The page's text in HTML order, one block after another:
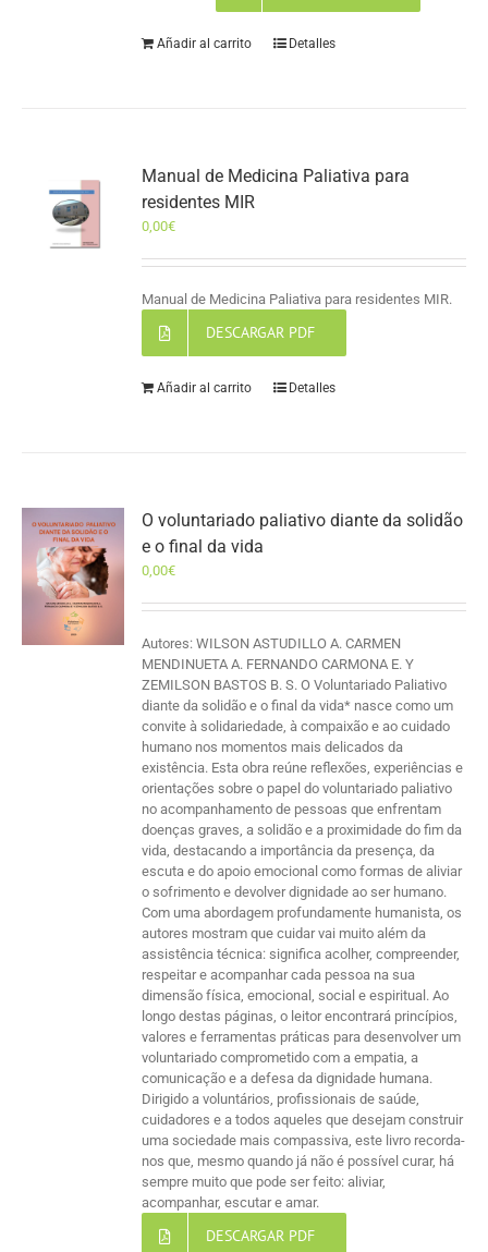
Añadir al carrito Detalles
Manual de Medicina Paliativa para
residentes MIR
0,00€
Manual de Medicina Paliativa para residentes MIR.
DESCARGAR PDF
Añadir al carrito Detalles
O voluntariado paliativo diante da solidão
e o final da vida
0,00€
Autores: WILSON ASTUDILLO A. CARMEN
MENDINUETA A. FERNANDO CARMONA E. Y
ZEMILSON BASTOS B. S. O Voluntariado Paliativo
diante da solidão e o final da vida* nasce como um
convite à solidariedade, à compaixão e ao cuidado
humano nos momentos mais delicados da
existência. Esta obra reúne reflexões, experiências e
orientações sobre o papel do voluntariado paliativo
no acompanhamento de pessoas que enfrentam
doenças graves, a solidão e a proximidade do fim da
vida, destacando a importância da presença, da
escuta e do apoio emocional como formas de aliviar
o sofrimento e devolver dignidade ao ser humano.
Com uma abordagem profundamente humanista, os
autores mostram que cuidar vai muito além da
assistência técnica: significa acolher, compreender,
respeitar e acompanhar cada pessoa na sua
dimensão física, emocional, social e espiritual. Ao
longo destas páginas, o leitor encontrará princípios,
valores e ferramentas práticas para desenvolver um
voluntariado comprometido com a empatia, a
comunicação e a defesa da dignidade humana.
Dirigido a voluntários, profissionais de saúde,
cuidadores e a todos aqueles que desejam construir
uma sociedade mais compassiva, este livro recorda-
nos que, mesmo quando já não é possível curar, há
sempre muito que pode ser feito: aliviar,
acompanhar, escutar e amar.
DESCARGAR PDF